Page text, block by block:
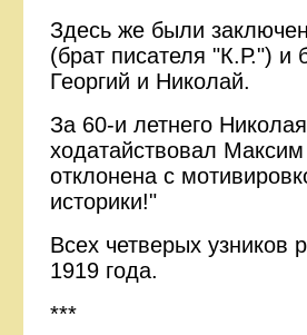
Здесь же были
(брат писателя "К.Р.") и
Георгий и Николай.
За 60-и летнего
ходатайствовал
отклонена с
историки!"
Всех четверых узников
1919 года.
***